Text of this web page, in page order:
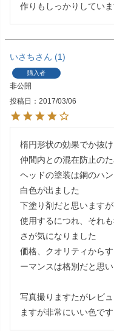
作りもしっかりしていま
いさち 1
購入者
非公開
投稿日
2017/03/06
楕円形状の効果でか抜
仲間内との混在防止の
ヘッドの塗装は銅のハ
白色が出ました
下塗り剤だと思いますが
使用するにつれ、それ
さが気になりました
価格、クオリティから
ーマンスは格別だと思
写真撮りますたがレビ